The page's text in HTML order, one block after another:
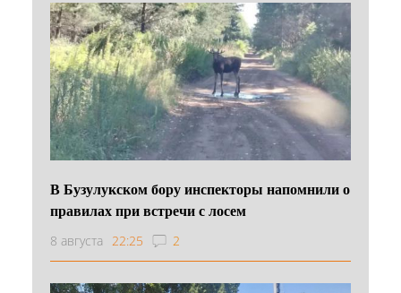
В Бузулукском бору инспекторы напомнили о
правилах при встречи с лосем
8 августа 22:25 2